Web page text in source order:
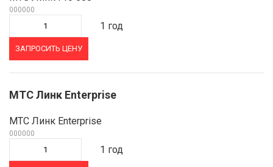
000000
1 год
ЗАПРОСИТЬ ЦЕНУ
МТС Линк Enterprise
МТС Линк Enterprise
000000
1 год